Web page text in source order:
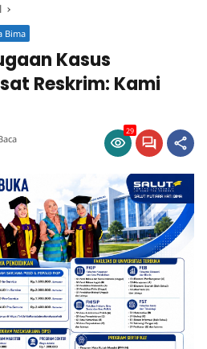
Bima
Kasus
Reskrim: Kami
29